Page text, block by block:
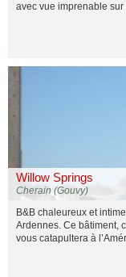
avec vue imprenable
Willow Springs
Cherain (Gouvy)
B&B chaleureux et
Ardennes. Ce bâtiment,
vous catapultera à